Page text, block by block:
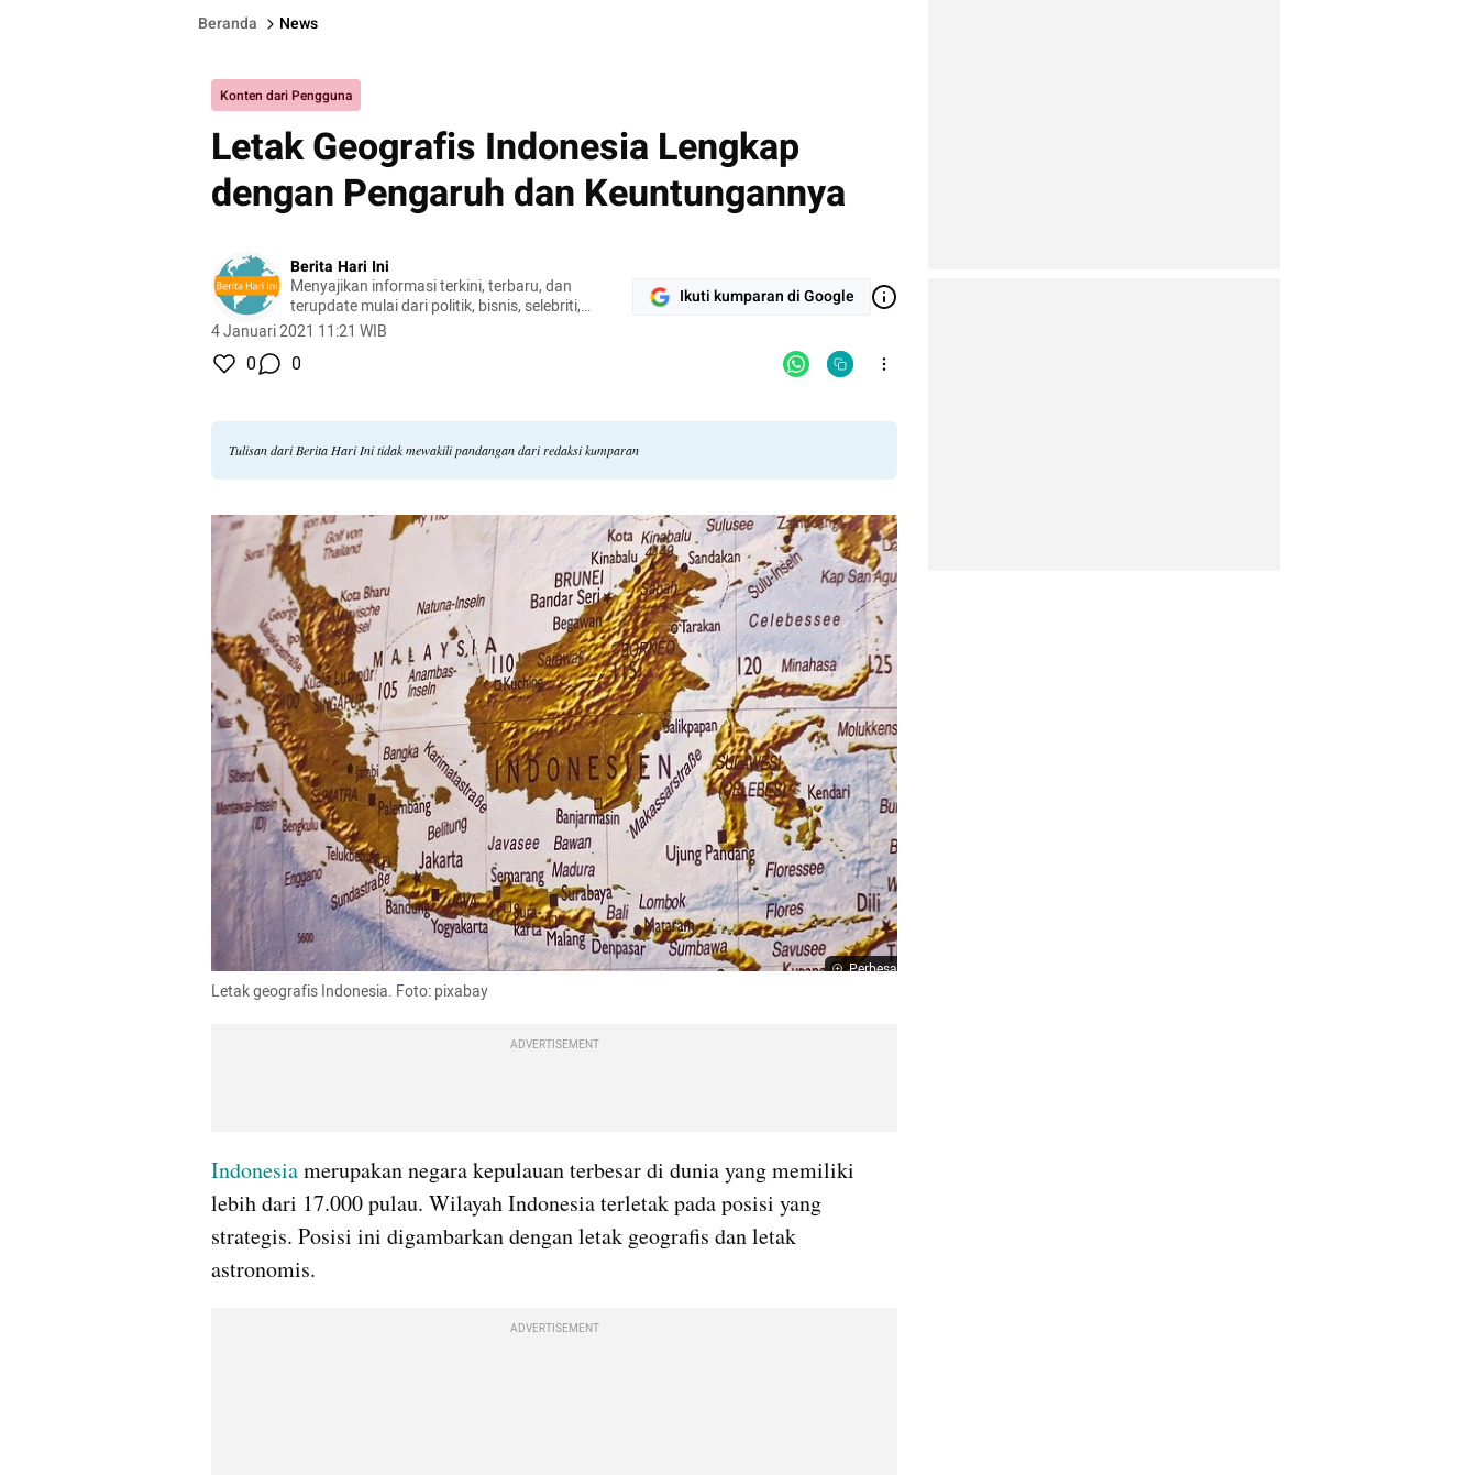
Beranda News
Konten dari Pengguna
Letak Geografis Indonesia Lengkap
dengan Pengaruh dan Keuntungannya
Berita Hari Ini
Menyajikan informasi terkini, terbaru, dan
terupdate mulai dari politik, bisnis, selebriti,
lifestyle, dan masih banyak lagi.
4 Januari 2021 11:21 WIB
Ikuti kumparan di Google
0 0
Tulisan dari Berita Hari Ini tidak mewakili pandangan dari redaksi kumparan
Perbesar
Letak geografis Indonesia. Foto: pixabay
ADVERTISEMENT
Indonesia merupakan negara kepulauan terbesar di dunia yang memiliki
lebih dari 17.000 pulau. Wilayah Indonesia terletak pada posisi yang
strategis. Posisi ini digambarkan dengan letak geografis dan letak
astronomis.
ADVERTISEMENT